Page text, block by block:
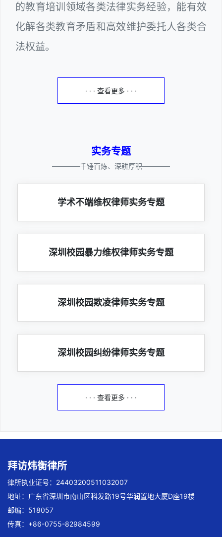
的教育培训领域各类法律实务经验，能有效
化解各类教育矛盾和高效维护委托人各类合
法权益。
· · · 查看更多 · · ·
实务专题
————千锤百炼、深耕厚积————
学术不端维权律师实务专题
深圳校园暴力维权律师实务专题
深圳校园欺凌律师实务专题
深圳校园纠纷律师实务专题
· · · 查看更多 · · ·
拜访炜衡律所
律所执业证号：24403200511032007
地址：广东省深圳市南山区科发路19号华润置地大厦D座19楼
邮编：518057
传真：+86-0755-82984599